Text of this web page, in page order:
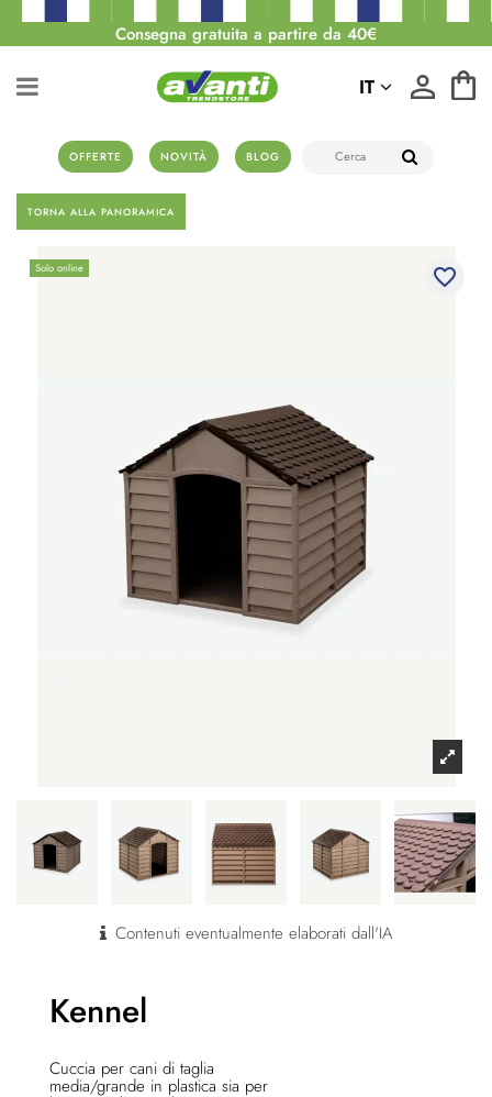
Consegna gratuita a partire da 40€
OFFERTE NOVITÀ BLOG
IT
TORNA ALLA PANORAMICA
Solo online favorite_border
Contenuti eventualmente elaborati dall'IA
Kennel
Cuccia per cani di taglia
media/grande in plastica sia per